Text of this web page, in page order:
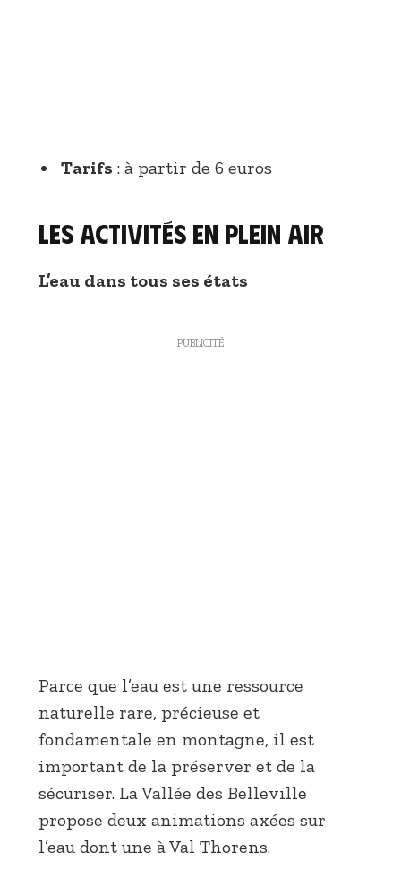
Tarifs : à partir de 6 euros
Les activités en plein air
L’eau dans tous ses états
PUBLICITÉ
Parce que l’eau est une ressource
naturelle rare, précieuse et
fondamentale en montagne, il est
important de la préserver et de la
sécuriser. La Vallée des Belleville
propose deux animations axées sur
l’eau dont une à Val Thorens.